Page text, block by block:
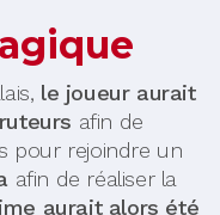
le joueur aurait
afin de
pour rejoindre un
afin de réaliser la
aurait alors été